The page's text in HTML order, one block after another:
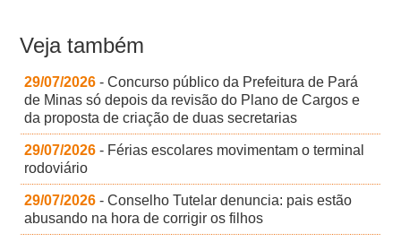
Veja também
29/07/2026 - Concurso público da Prefeitura de Pará
de Minas só depois da revisão do Plano de Cargos e
da proposta de criação de duas secretarias
29/07/2026 - Férias escolares movimentam o terminal
rodoviário
29/07/2026 - Conselho Tutelar denuncia: pais estão
abusando na hora de corrigir os filhos